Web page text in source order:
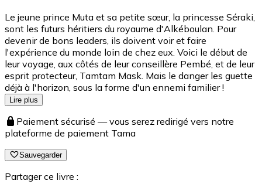
Le jeune prince Muta et sa petite sœur, la princesse Séraki,
sont les futurs héritiers du royaume d'Alkéboulan. Pour
devenir de bons leaders, ils doivent voir et faire
l'expérience du monde loin de chez eux. Voici le début de
leur voyage, aux côtés de leur conseillère Pembé, et de leur
esprit protecteur, Tamtam Mask. Mais le danger les guette
déjà à l'horizon, sous la forme d'un ennemi familier !
Lire plus
Paiement sécurisé — vous serez redirigé vers notre
plateforme de paiement Tama
Sauvegarder
Partager ce livre :